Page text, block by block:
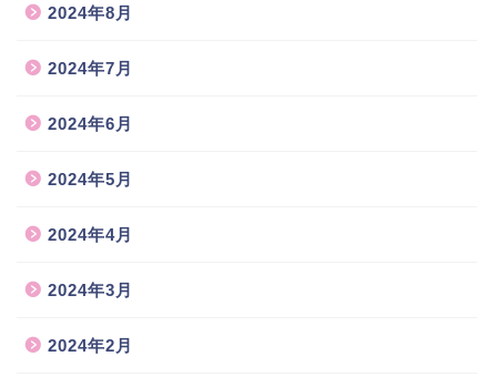
2024年8月
2024年7月
2024年6月
2024年5月
2024年4月
2024年3月
2024年2月